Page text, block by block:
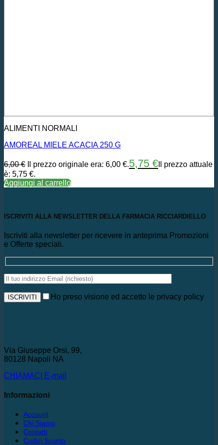
ALIMENTI NORMALI
AMOREAL MIELE ACACIA 250 G
6,00€ Il prezzo originale era: 6,00 €.5,75 € Il prezzo attuale
è: 5,75 €.
Aggiungi al carrello
ISCRIVITI ALLA NEWSLETTER DELLA FARMACIA RICCIARDIELLO
Iscriviti alla newsletter per ricevere in anteprima Promozioni
e Offerte speciali.
Ho preso visione ed accetto le privacy policy
Via Giuseppe Orsi, 99,
80128 Napoli NA
CHIAMACI
E-mail
Informazioni
Account
Chi Siamo
Contatti
Codici Sconto